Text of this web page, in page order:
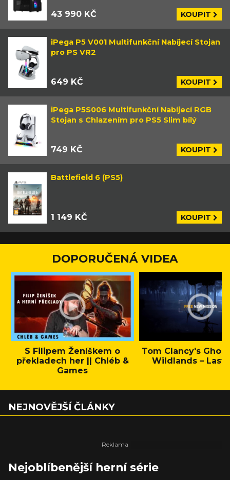
43 990 KČ KOUPIT
iPega P5 V001 Multifunkční Nabíjecí Stojan
pro PS VR2
649 KČ KOUPIT
iPega P5S006 Multifunkční Nabíjecí RGB
Stojan s Chlazením pro PS5 Slim bílý
749 KČ KOUPIT
Battlefield 6 (PS5)
1 149 KČ KOUPIT
DOPORUČENÁ VIDEA
S Filipem Ženíškem o
překladech her || Chléb &
Games
Tom Clancy's
Wildlands – Last
NEJNOVĚJŠÍ ČLÁNKY
Nejoblíbenější herní série